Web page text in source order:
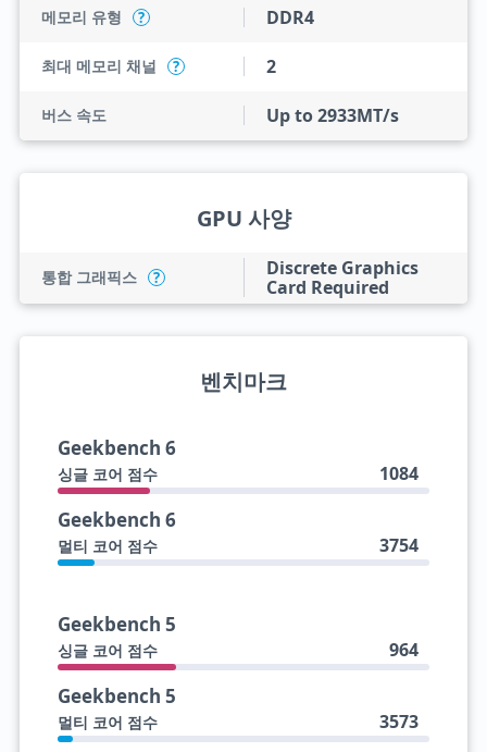
메모리 유형 ? DDR4
최대 메모리 채널 ? 2
버스 속도 Up to 2933MT/s
GPU 사양
통합 그래픽스 ?
Discrete Graphics
Card Required
벤치마크
Geekbench 6
싱글 코어 점수 1084
Geekbench 6
멀티 코어 점수 3754
Geekbench 5
싱글 코어 점수 964
Geekbench 5
멀티 코어 점수 3573